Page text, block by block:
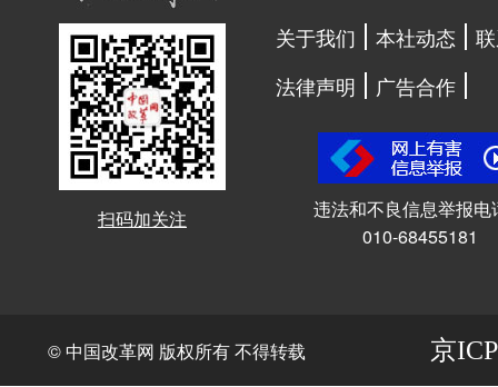
扫码加关注
关于我们 本社动态
法律声明
广告合作
违法和不良信息举报电
010-68455181
© 中国改革网 版权所有 不得转载 京